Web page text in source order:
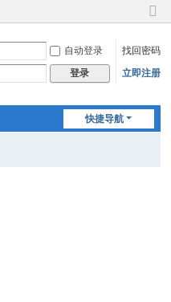
切
到
窄
自动登录
找回密码
登录 立即注册
快捷导航